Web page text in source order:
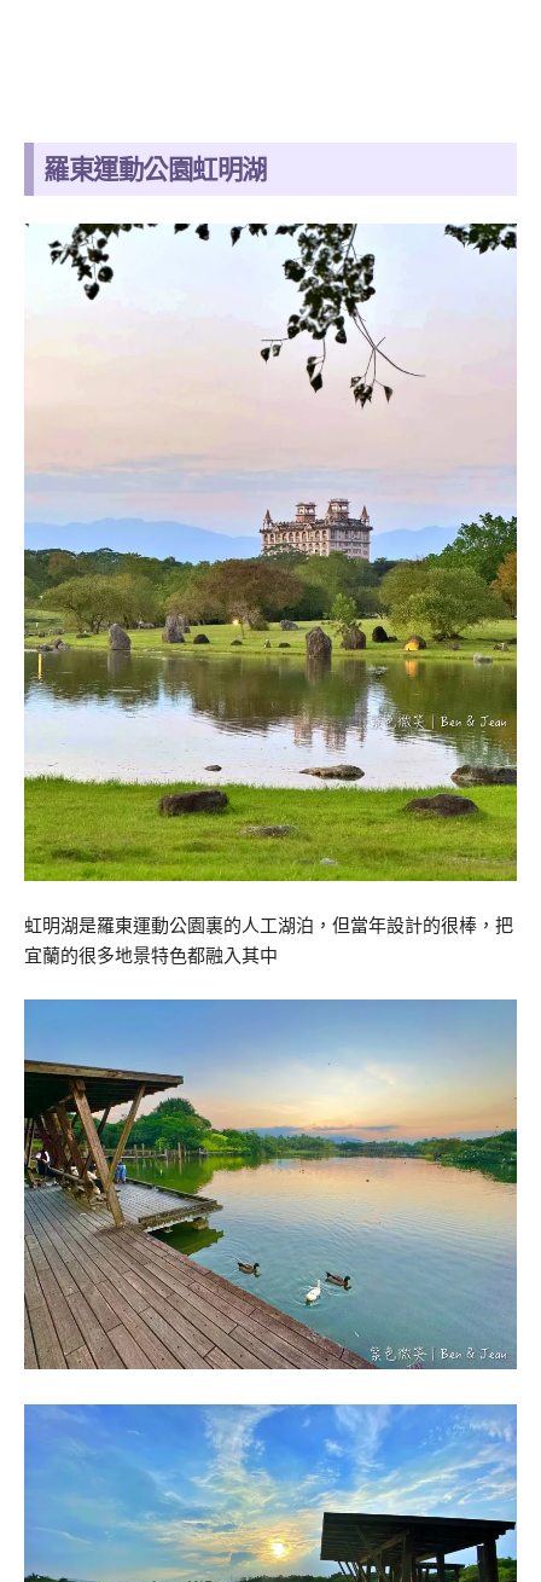
羅東運動公園虹明湖
虹明湖是羅東運動公園裏的人工湖泊，但當年設計的很棒，把
宜蘭的很多地景特色都融入其中